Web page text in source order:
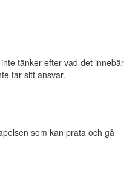
tänker efter vad det innebär
tar sitt ansvar.
som kan prata och gå